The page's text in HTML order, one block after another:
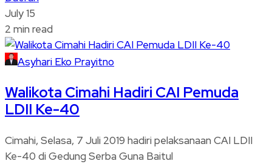
July 15
2 min read
Asyhari Eko Prayitno
Walikota Cimahi Hadiri CAI Pemuda
LDII Ke-40
Cimahi, Selasa, 7 Juli 2019 hadiri pelaksanaan CAI LDII
Ke-40 di Gedung Serba Guna Baitul